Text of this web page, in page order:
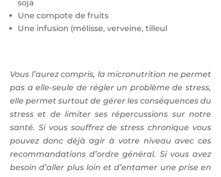
soja
Une compote de fruits
Une infusion (mélisse, verveine, tilleul
Vous l’aurez compris, la micronutrition ne permet
pas a elle-seule de régler un problème de stress,
elle permet surtout de gérer les conséquences du
stress et de limiter ses répercussions sur notre
santé. Si vous souffrez de stress chronique vous
pouvez donc déjà agir à votre niveau avec ces
recommandations d’ordre général. Si vous avez
besoin d’aller plus loin et d’entamer une prise en